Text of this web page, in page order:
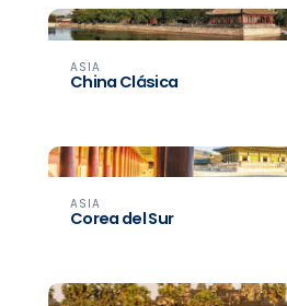
ASIA
China Clásica
ASIA
Corea del Sur